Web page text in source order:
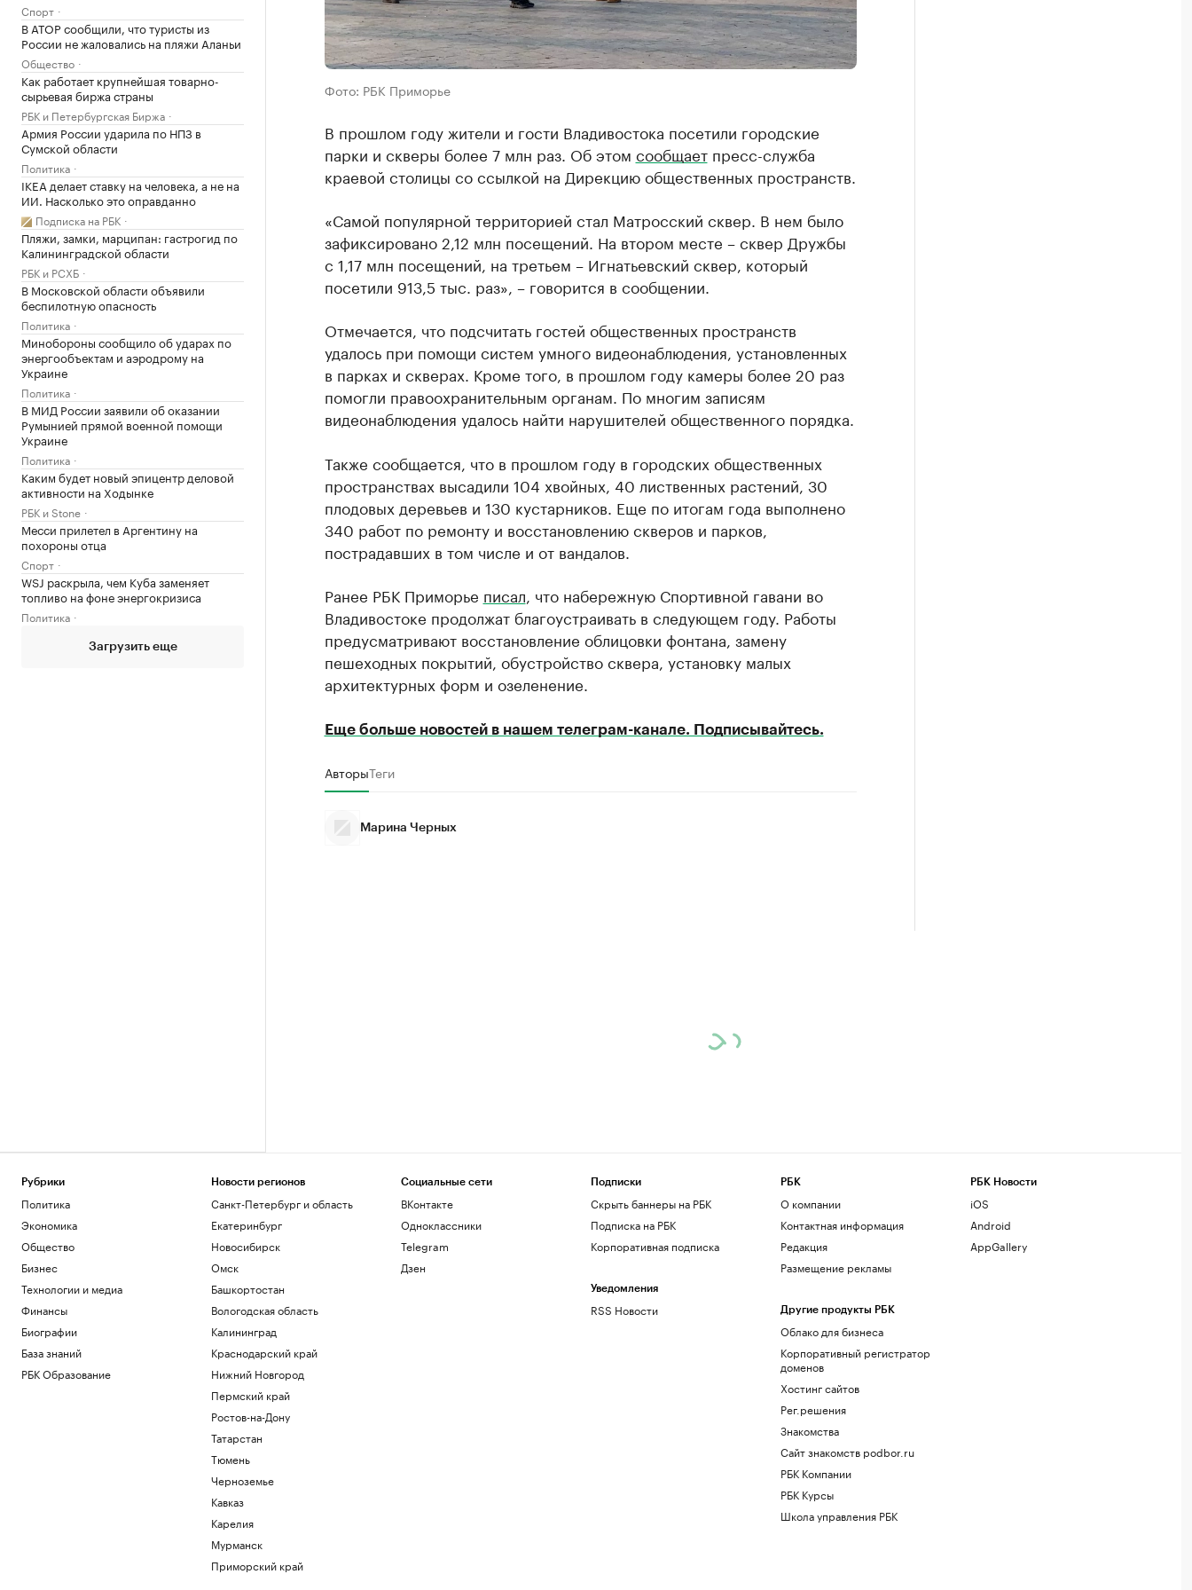
Спорт
В АТОР сообщили, что туристы из
России не жаловались на пляжи Аланьи
Общество
Как работает крупнейшая товарно-
сырьевая биржа страны
РБК и Петербургская Биржа
Армия России ударила по НПЗ в
Сумской области
Политика
IKEA делает ставку на человека, а не на
ИИ. Насколько это оправданно
Подписка на РБК
Пляжи, замки, марципан: гастрогид по
Калининградской области
РБК и РСХБ
В Московской области объявили
беспилотную опасность
Политика
Минобороны сообщило об ударах по
энергообъектам и аэродрому на
Украине
Политика
В МИД России заявили об оказании
Румынией прямой военной помощи
Украине
Политика
Каким будет новый эпицентр деловой
активности на Ходынке
РБК и Stone
Месси прилетел в Аргентину на
похороны отца
Спорт
WSJ раскрыла, чем Куба заменяет
топливо на фоне энергокризиса
Политика
Загрузить еще
Фото: РБК Приморье
В прошлом году жители и гости Владивостока посетили городские
парки и скверы более 7 млн раз. Об этом сообщаетпресс-служба
краевой столицы со ссылкой на Дирекцию общественных пространств.
«Самой популярной территорией стал Матросский сквер. В нем было
зафиксировано 2,12 млн посещений. На втором месте – сквер Дружбы
с 1,17 млн посещений, на третьем – Игнатьевский сквер, который
посетили 913,5 тыс. раз», – говорится в сообщении.
Отмечается, что подсчитать гостей общественных пространств
удалось при помощи систем умного видеонаблюдения, установленных
в парках и скверах. Кроме того, в прошлом году камеры более 20 раз
помогли правоохранительным органам. По многим записям
видеонаблюдения удалось найти нарушителей общественного порядка.
Также сообщается, что в прошлом году в городских общественных
пространствах высадили 104 хвойных, 40 лиственных растений, 30
плодовых деревьев и 130 кустарников. Еще по итогам года выполнено
340 работ по ремонту и восстановлению скверов и парков,
пострадавших в том числе и от вандалов.
Ранее РБК Приморье писал , что набережную Спортивной гавани во
Владивостоке продолжат благоустраивать в следующем году. Работы
предусматривают восстановление облицовки фонтана, замену
пешеходных покрытий, обустройство сквера, установку малых
архитектурных форм и озеленение.
Еще больше новостей в нашем телеграм-канале. Подписывайтесь.
АвторыТеги
Марина Черных
Рубрики
Политика
Экономика
Общество
Бизнес
Технологии и медиа
Финансы
Биографии
База знаний
РБК Образование
Новости регионов
Санкт-Петербург и область
Екатеринбург
Новосибирск
Омск
Башкортостан
Вологодская область
Калининград
Краснодарский край
Нижний Новгород
Пермский край
Ростов-на-Дону
Татарстан
Тюмень
Черноземье
Кавказ
Карелия
Мурманск
Приморский край
Социальные сети
ВКонтакте
Одноклассники
Telegram
Дзен
Подписки
Скрыть баннеры на РБК
Подписка на РБК
Корпоративная подписка
Уведомления
RSS Новости
РБК
О компании
Контактная информация
Редакция
Размещение рекламы
Другие продукты РБК
Облако для бизнеса
Корпоративный регистратор
доменов
Хостинг сайтов
Рег.решения
Знакомства
Сайт знакомств podbor.ru
РБК Компании
РБК Курсы
Школа управления РБК
РБК Новости
iOS
Android
AppGallery